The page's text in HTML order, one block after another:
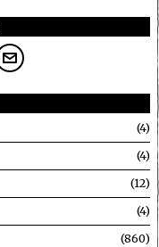
4
4
12
4
860